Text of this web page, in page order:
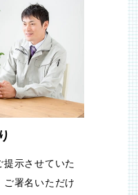
提示させていた
ご署名いただけ